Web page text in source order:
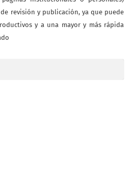
revisión y publicación, ya que puede
y a una mayor y más rápida